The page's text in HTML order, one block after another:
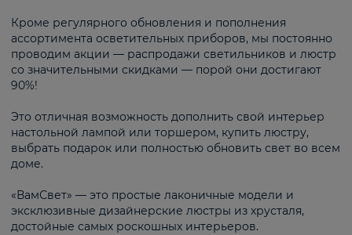
Кроме регулярного обновления и пополнения
ассортимента осветительных приборов, мы постоянно
проводим акции — распродажи светильников и люстр
со значительными скидками — порой они достигают
90%!
Это отличная возможность дополнить свой интерьер
настольной лампой или торшером, купить люстру,
выбрать подарок или полностью обновить свет во всем
доме.
«ВамСвет» — это простые лаконичные модели и
эксклюзивные дизайнерские люстры из хрусталя,
достойные самых роскошных интерьеров.